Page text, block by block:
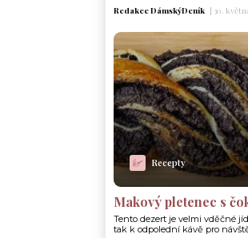
Redakce DámskýDeník | 30.
Recepty
Makový pletenec s
Tento dezert je velmi vděčné
tak k odpolední kávě pro